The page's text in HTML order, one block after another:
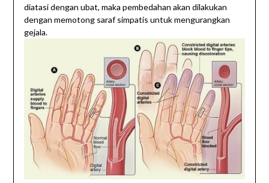
diatasi dengan ubat, maka pembedahan akan dilakukan
dengan memotong saraf simpatis untuk mengurangkan
gejala.